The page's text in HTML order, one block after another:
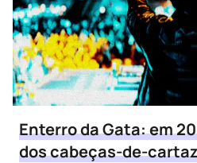
Enterro da Gata: em
dos cabeças-de-